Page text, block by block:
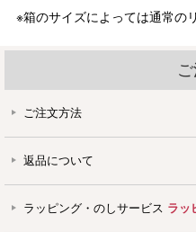
※箱のサイズによっては通常の
ご注文方法
返品について
ラッピング・のしサービス ラッ